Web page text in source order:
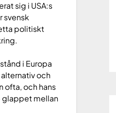
sig i USA:s
svensk
politiskt
i Europa
och
ofta, och hans
glappet mellan